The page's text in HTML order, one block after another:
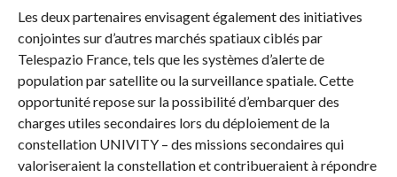
Les deux partenaires envisagent également des initiatives
conjointes sur d’autres marchés spatiaux ciblés par
Telespazio France, tels que les systèmes d’alerte de
population par satellite ou la surveillance spatiale. Cette
opportunité repose sur la possibilité d’embarquer des
charges utiles secondaires lors du déploiement de la
constellation UNIVITY – des missions secondaires qui
valoriseraient la constellation et contribueraient à répondre